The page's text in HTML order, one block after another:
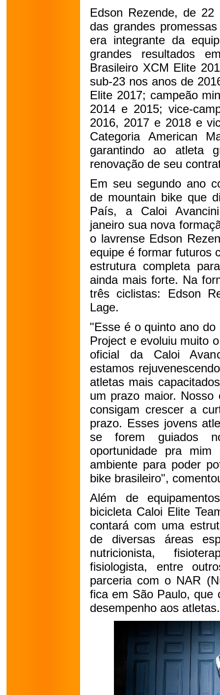
Edson Rezende, de
das grandes
era integrante da
grandes resultados
Brasileiro XCM Elite
sub-23 nos anos de
Elite 2017; campeão
2014 e 2015; vice-
2016, 2017 e 2018 e
Categoria American
garantindo ao atleta
renovação de seu
Em seu segundo ano
de mountain bike que
País, a Caloi
janeiro sua nova
o lavrense Edson
equipe é formar futuros
estrutura completa
ainda mais forte. Na
três ciclistas: Edson
Lage.
"Esse é o quinto ano do
Project e evoluiu muito
oficial da Caloi
estamos
atletas mais
um prazo maior.
consigam crescer a
prazo. Esses jovens
se forem guiados
oportunidade pra
ambiente para poder
bike brasileiro",
Além de
bicicleta Caloi Elite
contará com uma
de diversas áreas
nutricionista,
fisiologista, entre
parceria com o NAR
fica em São Paulo, que
desempenho aos